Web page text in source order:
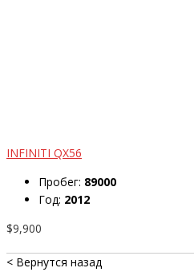
INFINITI QX56
Пробег: 89000
Год: 2012
$9,900
< Вернутся назад